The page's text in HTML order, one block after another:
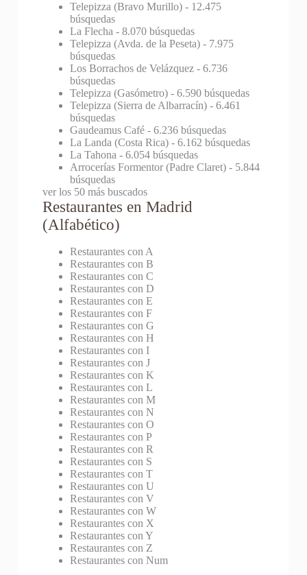
Telepizza (Bravo Murillo)- 12.475
búsquedas
La Flecha - 8.070 búsquedas
Telepizza (Avda. de la Peseta)- 7.975
búsquedas
Los Borrachos de Velázquez- 6.736
búsquedas
Telepizza (Gasómetro)- 6.590 búsquedas
Telepizza (Sierra de Albarracín)- 6.461
búsquedas
Gaudeamus Café- 6.236 búsquedas
La Landa (Costa Rica)- 6.162 búsquedas
La Tahona - 6.054 búsquedas
Arrocerías Formentor (Padre Claret)- 5.844
búsquedas
ver los 50 más buscados
Restaurantes en Madrid
(Alfabético)
Restaurantes con A
Restaurantes con B
Restaurantes con C
Restaurantes con D
Restaurantes con E
Restaurantes con F
Restaurantes con G
Restaurantes con H
Restaurantes con I
Restaurantes con J
Restaurantes con K
Restaurantes con L
Restaurantes con M
Restaurantes con N
Restaurantes con O
Restaurantes con P
Restaurantes con R
Restaurantes con S
Restaurantes con T
Restaurantes con U
Restaurantes con V
Restaurantes con W
Restaurantes con X
Restaurantes con Y
Restaurantes con Z
Restaurantes con Num